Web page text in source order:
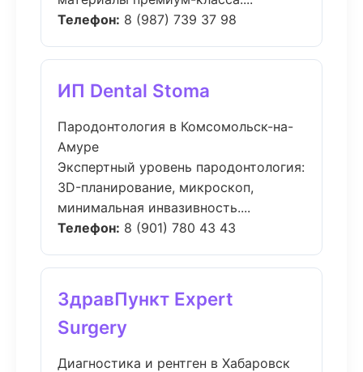
Телефон: 8 (987) 739 37 98
ИП Dental Stoma
Пародонтология в Комсомольск-на-
Амуре
Экспертный уровень пародонтология:
3D-планирование, микроскоп,
минимальная инвазивность....
Телефон: 8 (901) 780 43 43
ЗдравПункт Expert
Surgery
Диагностика и рентген в Хабаровск